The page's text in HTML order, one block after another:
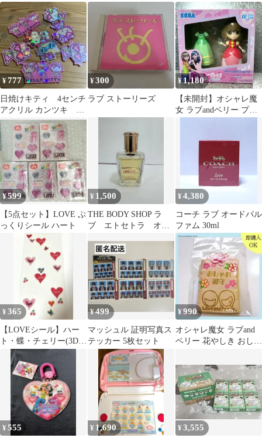
ても大丈夫 潤滑 ローシ
ョン 潤滑
ンクロッチ ヒモブラ 紐
パンtバック
ール シール ステッ
カー
¥777
日焼けキティ 4センチ
アクリル カンツキ ラ
ンダム 8点セット
¥300
ラブ ストーリーズ
¥1,180
【未開封】オシャレ魔
女 ラブandベリー プレ
¥599
【5点セット】LOVE ぷ
っくりシール ハート
¥ 1,500
THE BODY SHOP ラ
ブ エトセトラ オー
¥4,380
コーチ ラブ オードパル
ファム 30ml
¥365
【LOVEシール】ハー
ト・蝶・チェリー(3Dマ
ット素材)
¥499
マッシュル 証明写真ス
テッカー 5枚セット
¥990
オシャレ魔女 ラブand
ベリー 花やしき おしゃ
¥555 ¥ 1,690 ¥3,555